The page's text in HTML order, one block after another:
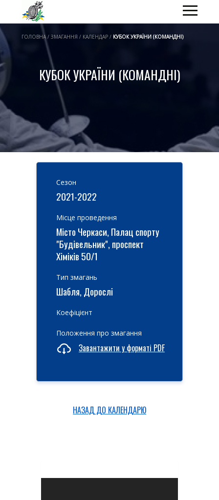
ГОЛОВНА / ЗМАГАННЯ / КАЛЕНДАР / КУБОК УКРАЇНИ (КОМАНДНІ)
КУБОК УКРАЇНИ (КОМАНДНІ)
Cезон
2021-2022
Місце проведення
Місто Черкаси, Палац спорту
"Будівельник", проспект
Хіміків 50/1
Тип змагань
Шабля, Дорослі
Коефіцієнт
Положення про змагання
Завантажити у форматі PDF
НАЗАД ДО КАЛЕНДАРЮ